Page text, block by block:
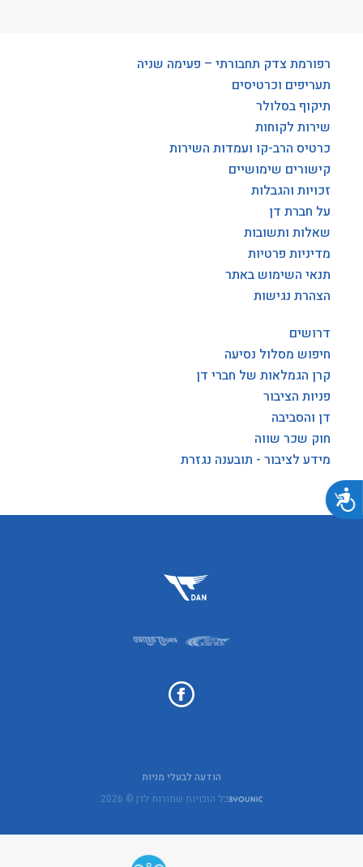
נגישות
רפורמת צדק תחבורתי – פעימה שניה
תעריפים וכרטיסים
תיקוף בסלולר
שירות לקוחות
כרטיס הרב-קו ועמדות השירות
קישורים שימושיים
זכויות והגבלות
על חברת דן
שאלות ותשובות
מדיניות פרטיות
תנאי השימוש באתר
הצהרת נגישות
דרושים
חיפוש מסלול נסיעה
קרן הגמלאות של חברי דן
פניות הציבור
דן והסביבה
חוק שכר שווה
מידע לציבור - תובענה נגזרת
הודעה לבעלי מניות
כל הזכויות שמורות לדן © 2026